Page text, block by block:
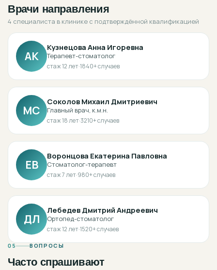
Врачи направления
4 специалиста в клинике с подтверждённой квалификацией
АК
Кузнецова Анна Игоревна
Терапевт-стоматолог
стаж12лет·1840+ случаев
МС
Соколов Михаил Дмитриевич
Главный врач, к.м.н.
стаж18лет·3210+ случаев
ЕВ
Воронцова Екатерина Павловна
Стоматолог-терапевт
стаж7лет·980+ случаев
ДЛ
Лебедев Дмитрий Андреевич
Ортопед-стоматолог
стаж12лет·1520+ случаев
05 ВОПРОСЫ
Часто спрашивают